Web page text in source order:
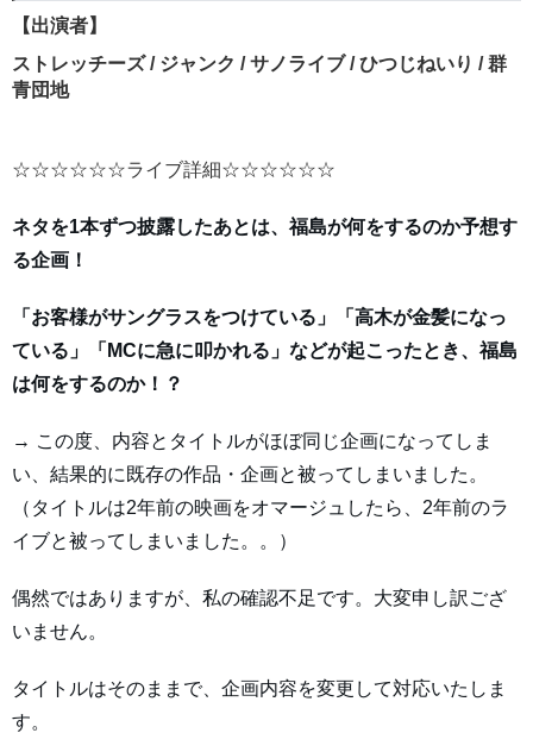
【出演者】
ストレッチーズ / ジャンク / サノライブ / ひつじねいり / 群
青団地
☆☆☆☆☆☆ライブ詳細☆☆☆☆☆☆
ネタを1本ずつ披露したあとは、福島が何をするのか予想す
る企画！
「お客様がサングラスをつけている」「高木が金髪になっ
ている」「MCに急に叩かれる」などが起こったとき、福島
は何をするのか！？
→ この度、内容とタイトルがほぼ同じ企画になってしま
い、結果的に既存の作品・企画と被ってしまいました。
（タイトルは2年前の映画をオマージュしたら、2年前のラ
イブと被ってしまいました。。）
偶然ではありますが、私の確認不足です。大変申し訳ござ
いません。
タイトルはそのままで、企画内容を変更して対応いたしま
す。